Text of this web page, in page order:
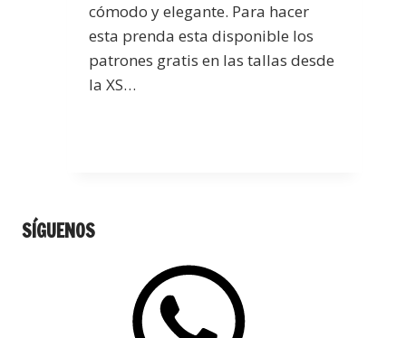
cómodo y elegante. Para hacer
esta prenda esta disponible los
patrones gratis en las tallas desde
la XS…
SÍGUENOS